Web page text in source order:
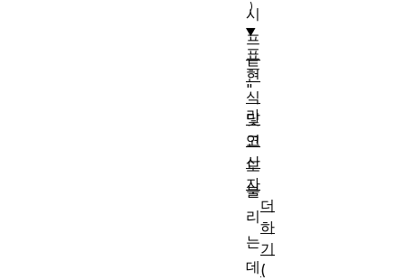
시
프
트
"
라
고
도
불
리
는
데
표
현
식
및
연
산
자
더
하
기
(